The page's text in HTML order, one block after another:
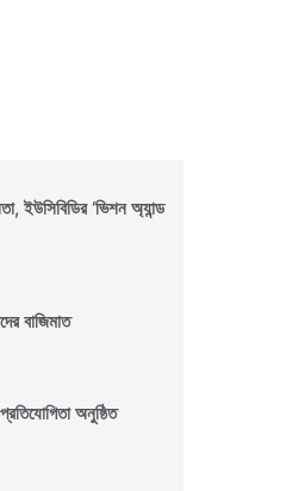
ইউসিবিডির ‘ভিশন অ্যান্ড
বাজিমাত
অনুষ্ঠিত